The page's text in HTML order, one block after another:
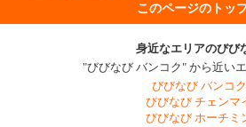
このページのトッ
身近なエリアのびび
"びびなび バンコク" から近い
びびなび バンコク
びびなび チェンマ
びびなび ホーチミ